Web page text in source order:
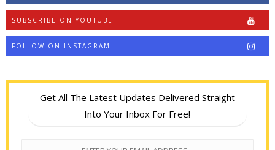
SUBSCRIBE ON YOUTUBE
FOLLOW ON INSTAGRAM
Get All The Latest Updates Delivered Straight
Into Your Inbox For Free!